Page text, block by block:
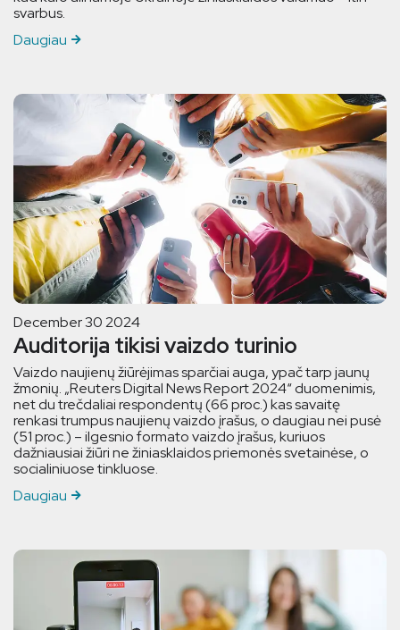
svarbus.
Daugiau
December 30 2024
Auditorija tikisi vaizdo turinio
Vaizdo naujienų žiūrėjimas sparčiai auga, ypač tarp jaunų
žmonių. „Reuters Digital News Report 2024“ duomenimis,
net du trečdaliai respondentų (66 proc.) kas savaitę
renkasi trumpus naujienų vaizdo įrašus, o daugiau nei pusė
(51 proc.) – ilgesnio formato vaizdo įrašus, kuriuos
dažniausiai žiūri ne žiniasklaidos priemonės svetainėse, o
socialiniuose tinkluose.
Daugiau